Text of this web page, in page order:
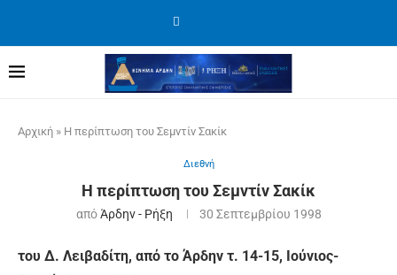
Αρχική » Η περίπτωση του Σεμντίν Σακίκ
Διεθνή
Η περίπτωση του Σεμντίν Σακίκ
απόΆρδην - Ρήξη 30 Σεπτεμβρίου 1998
του Δ. Λειβαδίτη, από το Άρδην τ. 14-15, Ιούνιος-